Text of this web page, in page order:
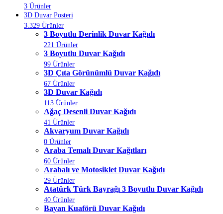
3 Ürünler
3D Duvar Posteri
3.329 Ürünler
3 Boyutlu Derinlik Duvar Kağıdı
221 Ürünler
3 Boyutlu Duvar Kağıdı
99 Ürünler
3D Çıta Görünümlü Duvar Kağıdı
67 Ürünler
3D Duvar Kağıdı
113 Ürünler
Ağaç Desenli Duvar Kağıdı
41 Ürünler
Akvaryum Duvar Kağıdı
0 Ürünler
Araba Temalı Duvar Kağıtları
60 Ürünler
Arabalı ve Motosiklet Duvar Kağıdı
29 Ürünler
Atatürk Türk Bayrağı 3 Boyutlu Duvar Kağıdı
40 Ürünler
Bayan Kuaförü Duvar Kağıdı